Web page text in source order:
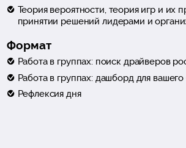
Теория вероятности, теория игр и их
принятии решений лидерами и
Формат
Работа в группах: поиск драйверов
Работа в группах: дашборд для вашего
Рефлексия дня